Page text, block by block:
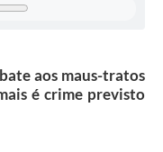
aos maus-tratos
é crime previsto